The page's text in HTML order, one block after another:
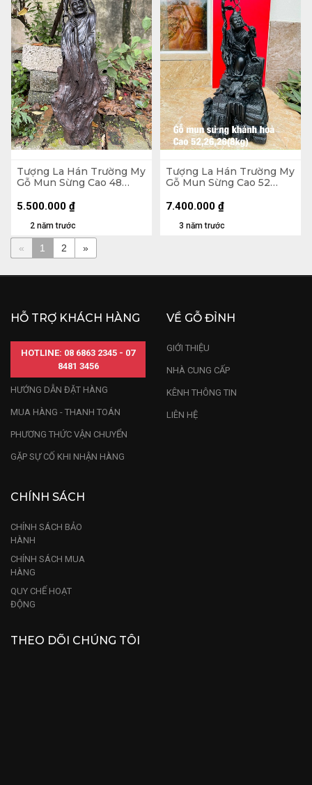
Tượng La Hán Trường My
Gỗ Mun Sừng Cao 48
2 năm trước
5.500.000 ₫
Tượng La Hán Trường My
Gỗ Mun Sừng Cao 52
3 năm trước
7.400.000 ₫
« 1 2 »
HỖ TRỢ KHÁCH HÀNG
HOTLINE: 08 6863 2345 - 07
8481 3456
HƯỚNG DẪN ĐẶT HÀNG
MUA HÀNG - THANH TOÁN
PHƯƠNG THỨC VẬN CHUYỂN
GẶP SỰ CỐ KHI NHẬN HÀNG
VỀ GỖ ĐỈNH
GIỚI THIỆU
NHÀ CUNG CẤP
KÊNH THÔNG TIN
LIÊN HỆ
CHÍNH SÁCH
CHÍNH SÁCH BẢO
HÀNH
CHÍNH SÁCH MUA
HÀNG
QUY CHẾ HOẠT
ĐỘNG
THEO DÕI CHÚNG TÔI